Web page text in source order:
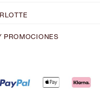
PROMOCIONES